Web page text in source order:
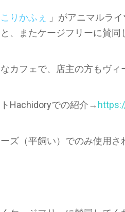
りかふぇ
」がアニマルラ
、またケージフリーに賛同
カフェで、店主の方もヴィ
Hachidoryでの紹介→
ズ（平飼い）でのみ使用さ